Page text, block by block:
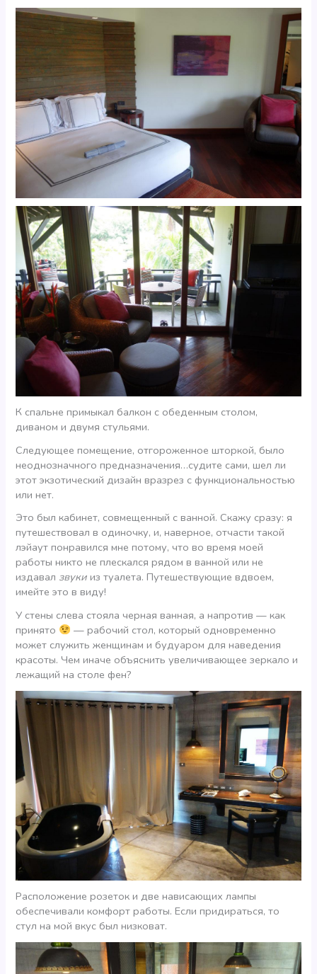
К спальне примыкал балкон с обеденным столом,
диваном и двумя стульями.
Следующее помещение, отгороженное шторкой, было
неоднозначного предназначения…судите сами, шел ли
этот экзотический дизайн вразрез с функциональностью
или нет.
Это был кабинет, совмещенный с ванной. Скажу сразу: я
путешествовал в одиночку, и, наверное, отчасти такой
лэйаут понравился мне потому, что во время моей
работы никто не плескался рядом в ванной или не
издавал звуки из туалета. Путешествующие вдвоем,
имейте это в виду!
У стены слева стояла черная ванная, а напротив — как
принято
— рабочий стол, который одновременно
может служить женщинам и будуаром для наведения
красоты. Чем иначе объяснить увеличивающее зеркало и
лежащий на столе фен?
Расположение розеток и две нависающих лампы
обеспечивали комфорт работы. Если придираться, то
стул на мой вкус был низковат.